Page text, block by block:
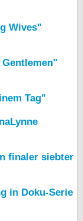
Wives"
Tag"
finaler siebter
in Doku-Serie